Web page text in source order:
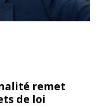
remet
de loi